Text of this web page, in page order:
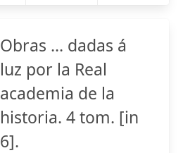
Obras ... dadas á
luz por la Real
academia de la
historia. 4 tom. [in
6].